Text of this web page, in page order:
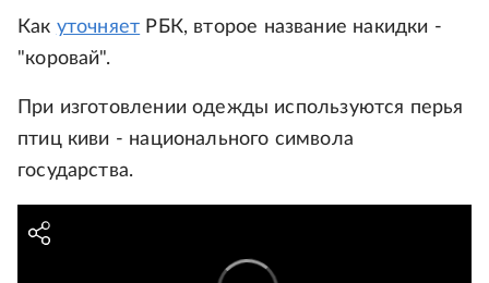
Как уточняет РБК, второе название накидки -
"коровай".
При изготовлении одежды используются перья
птиц киви - национального символа
государства.